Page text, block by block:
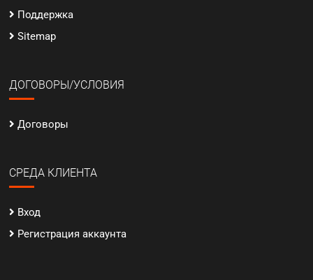
Поддержка
Sitemap
ДОГОВОРЫ/УСЛОВИЯ
Договоры
СРЕДА КЛИЕНТА
Вход
Регистрация аккаунта